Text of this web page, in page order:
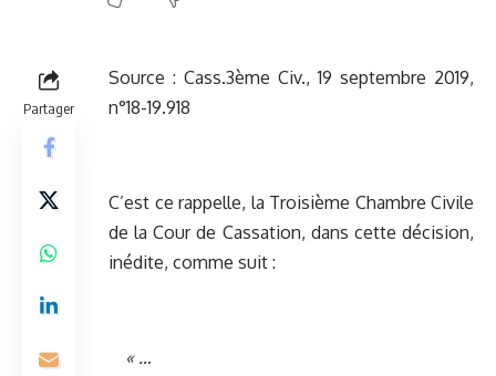
Partager
Source : Cass.3ème Civ., 19 septembre 2019,
n°18-19.918
C’est ce rappelle, la Troisième Chambre Civile
de la Cour de Cassation, dans cette décision,
inédite, comme suit :
« …